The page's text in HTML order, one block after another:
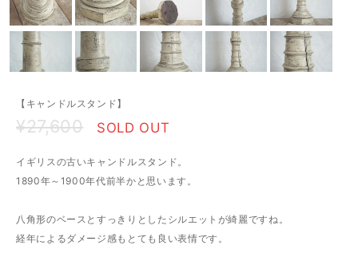
【キャンドルスタンド】
¥27,600 SOLD OUT
イギリスの古いキャンドルスタンド。
1890年～1900年代前半かと思います。
八角形のベースとすっきりとしたシルエットが綺麗ですね。
経年によるダメージ感もとても良い表情です。